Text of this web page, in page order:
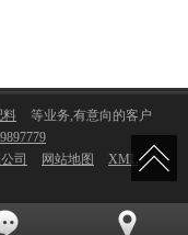
料
等业务,有意向的客户
司 网站地图 XML